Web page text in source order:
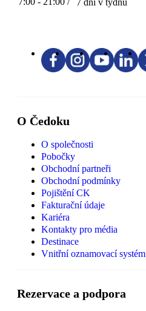
7 dní v týdnu
O Čedoku
O společnosti
Pobočky
Obchodní partneři
Obchodní podmínky
Pojištění CK
Fakturační údaje
Kariéra
Kontakty pro média
Destinace
Vnitřní oznamovací systém
Rezervace a podpora